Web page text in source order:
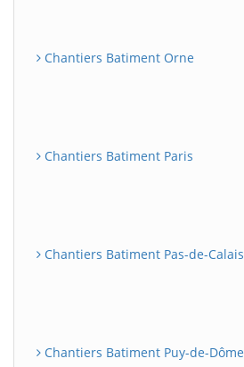
Chantiers Batiment Orne
Chantiers Batiment Paris
Chantiers Batiment Pas-de-Calais
Chantiers Batiment Puy-de-Dôme